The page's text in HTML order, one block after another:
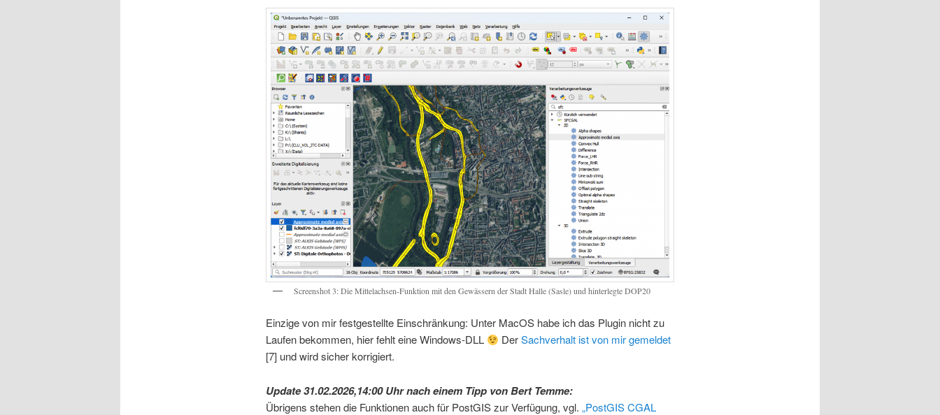
Screenshot 3: Die Mittelachsen-Funktion mit den Gewässern der Stadt Halle (Sasle) und hinterlegte DOP20
Einzige von mir festgestellte Einschränkung: Unter MacOS habe ich das Plugin nicht zu
Laufen bekommen, hier fehlt eine Windows-DLL
DerSachverhalt ist von mir gemeldet
[7] und wird sicher korrigiert.
Update 31.02.2026,14:00 Uhr nach einem Tipp von Bert Temme:
Übrigens stehen die Funktionen auch für PostGIS zur Verfügung, vgl. „PostGIS CGAL